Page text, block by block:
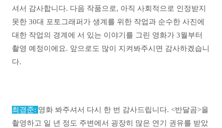
셔서 감사합니다. 다음 작품으로, 아직 사회적으로 인정받지
못한 30대 포토그래퍼가 생계를 위한 작업과 순수한 사진에
대한 작업의 경계에 서 있는 이야기를 그린 영화가 3월부터
촬영 예정이에요. 앞으로도 많이 지켜봐주시면 감사하겠습니
다.
최경준: 영화 봐주셔서 다시 한 번 감사드립니다. <반달곰>을
촬영하고 일 년 정도 주변에서 굉장히 많은 연기 권유를 받았